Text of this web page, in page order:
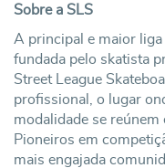
Sobre a SLS
A principal e maior liga
fundada pelo skatista
Street League
profissional, o lugar
modalidade se reúnem
Pioneiros em
mais engajada